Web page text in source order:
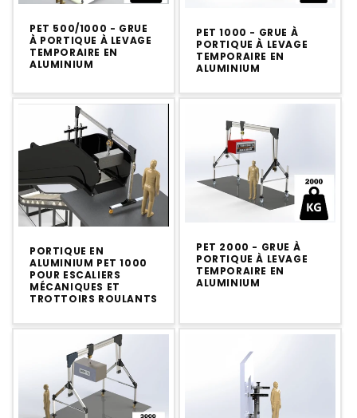
PET 500/1000 - GRUE
À PORTIQUE À LEVAGE
TEMPORAIRE EN
ALUMINIUM
PET 1000 - GRUE À
PORTIQUE À LEVAGE
TEMPORAIRE EN
ALUMINIUM
PORTIQUE EN
ALUMINIUM PET 1000
POUR ESCALIERS
MÉCANIQUES ET
TROTTOIRS ROULANTS
PET 2000 - GRUE À
PORTIQUE À LEVAGE
TEMPORAIRE EN
ALUMINIUM